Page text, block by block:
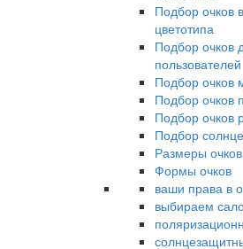
Подбор очков
цветотипа
Подбор очков
пользователей
Подбор очков
Подбор очков
Подбор очков
Подбор
Размеры очков
Формы очков
ваши права в
выбираем